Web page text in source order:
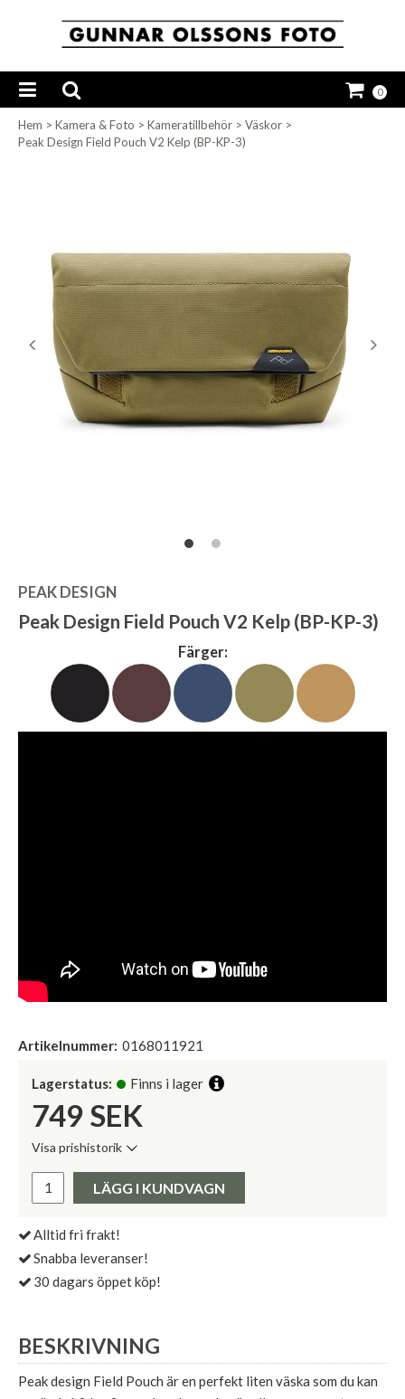
0
Hem > Kamera & Foto > Kameratillbehör > Väskor >
Peak Design Field Pouch V2 Kelp (BP-KP-3)
PEAK DESIGN
Peak Design Field Pouch V2 Kelp (BP-KP-3)
Färger:
Artikelnummer: 0168011921
Lagerstatus: Finns i lager
749 SEK
Visa prishistorik
Pris:
LÄGG I KUNDVAGN
Alltid fri frakt!
Snabba leveranser!
30 dagars öppet köp!
BESKRIVNING
Peak design Field Pouch är en perfekt liten väska som du kan